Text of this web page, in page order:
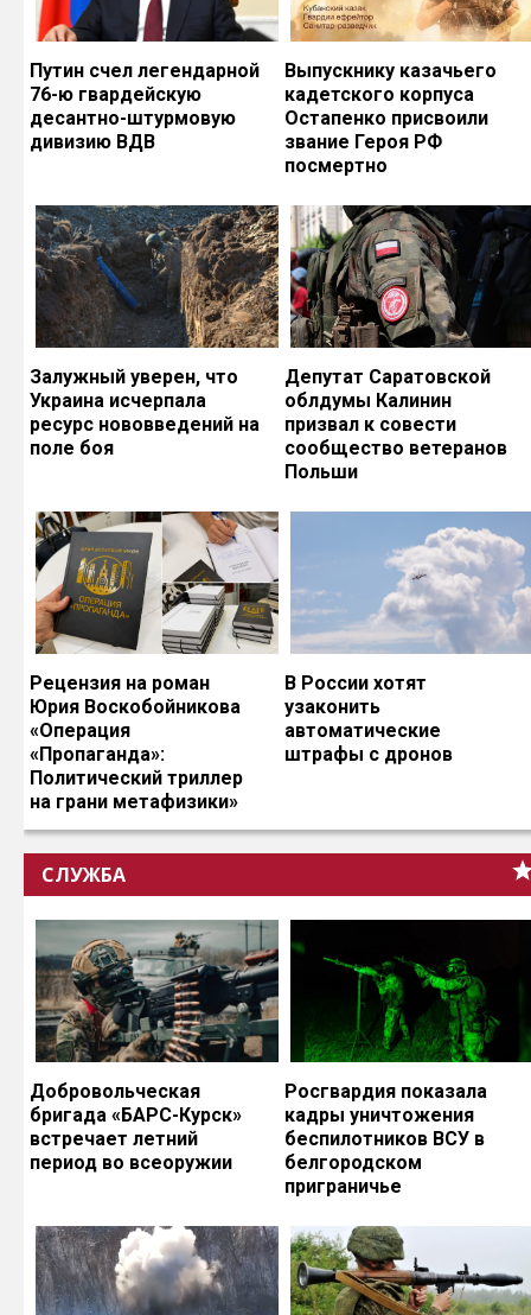
Путин счел легендарной
76-ю гвардейскую
десантно-штурмовую
дивизию ВДВ
Выпускнику казачьего
кадетского корпуса
Остапенко присвоили
звание Героя РФ
посмертно
Залужный уверен, что
Украина исчерпала
ресурс нововведений на
поле боя
Депутат Саратовской
облдумы Калинин
призвал к совести
сообщество ветеранов
Польши
Рецензия на роман
Юрия Воскобойникова
«Операция
«Пропаганда»:
Политический триллер
на грани метафизики»
В России хотят
узаконить
автоматические
штрафы с дронов
СЛУЖБА
Добровольческая
бригада «БАРС-Курск»
встречает летний
период во всеоружии
Росгвардия показала
кадры уничтожения
беспилотников ВСУ в
белгородском
приграничье